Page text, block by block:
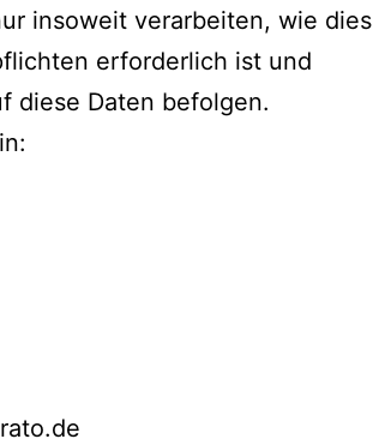
insoweit verarbeiten, wie dies
erforderlich ist und
diese Daten befolgen.